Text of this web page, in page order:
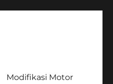
Modifikasi Motor